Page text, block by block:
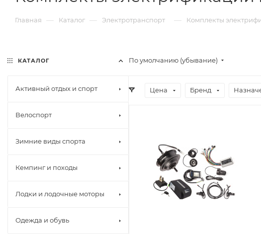
Главная — Каталог — Электротранспорт — Комплекты
По умолчанию (убывание)
Цена Бренд
КАТАЛОГ
Активный отдых и спорт
Велоспорт
Зимние виды спорта
Кемпинг и походы
Лодки и лодочные моторы
Одежда и обувь